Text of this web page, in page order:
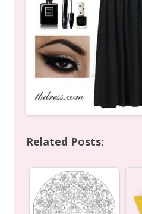
Related Posts: